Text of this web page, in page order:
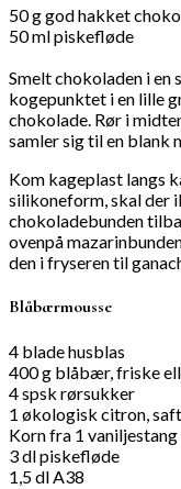
50 g god hakket
50 ml piskefløde
Smelt chokoladen i
kogepunktet i en lille
chokolade. Rør i
samler sig til en blank
Kom kageplast langs
silikoneform, skal der
chokoladebunden
ovenpå
den i fryseren til
Blåbærmousse
4 blade husblas
400 g blåbær, friske
4 spsk rørsukker
1 økologisk citron,
Korn fra 1 vaniljestang
3 dl piskefløde
1,5 dl A38